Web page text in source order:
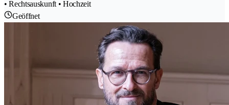
• Rechtsauskunft • Hochzeit
Geöffnet